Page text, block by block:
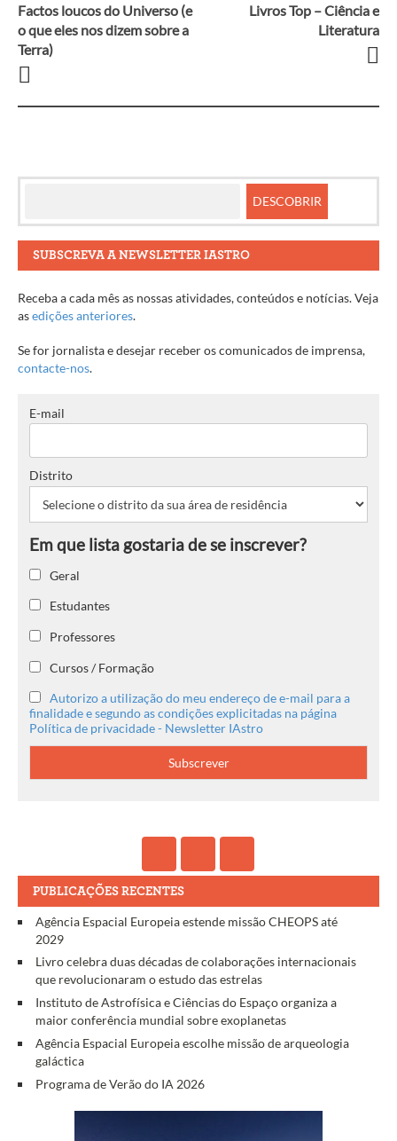
Navegação
entre
Factos loucos do Universo (e
o que eles nos dizem sobre a
Terra)
Livros Top – Ciência e
Literatura
SUBSCREVA A NEWSLETTER IASTRO
Receba a cada mês as nossas atividades, conteúdos e notícias. Veja
asedições anteriores.
Se for jornalista e desejar receber os comunicados de imprensa,
contacte-nos.
E-mail
Distrito
Geral
Estudantes
Professores
Cursos / Formação
Autorizo a utilização do meu endereço de e-mail para a
finalidade e segundo as condições explicitadas na página
Política de privacidade - Newsletter IAstro
PUBLICAÇÕES RECENTES
Agência Espacial Europeia estende missão CHEOPS até
2029
Livro celebra duas décadas de colaborações internacionais
que revolucionaram o estudo das estrelas
Instituto de Astrofísica e Ciências do Espaço organiza a
maior conferência mundial sobre exoplanetas
Agência Espacial Europeia escolhe missão de arqueologia
galáctica
Programa de Verão do IA 2026